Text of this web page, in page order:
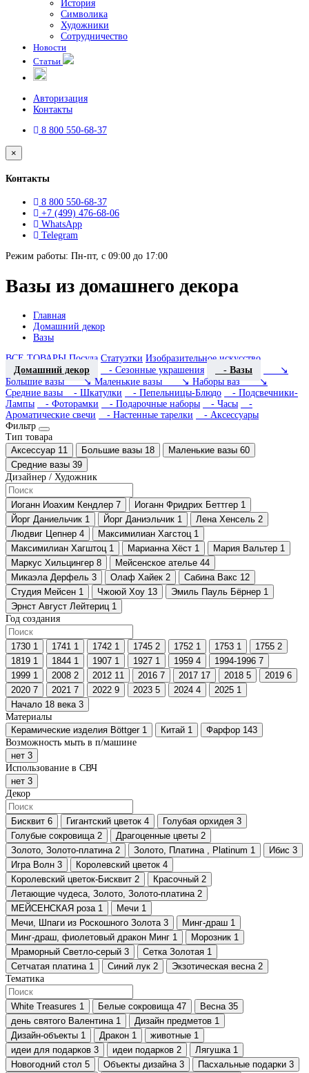
История
Символика
Художники
Сотрудничество
Новости
Статьи
Авторизация
Контакты
8 800 550-68-37
×
Контакты
8 800 550-68-37
+7 (499) 476-68-06
WhatsApp
Telegram
Режим работы: Пн-пт, с 09:00 до 17:00
Вазы из домашнего декора
Главная
Домашний декор
Вазы
ВСЕ ТОВАРЫ Посуда Статуэтки Изобразительное искусство
Домашний декор
- Сезонные украшения - Вазы
↘
Большие вазы
↘ Маленькие вазы ↘ Наборы ваз
↘
Средние вазы
- Шкатулки - Пепельницы-Блюдо
- Подсвечники-
Лампы
- Фоторамки - Подарочные наборы - Часы
-
Ароматические свечи
- Настенные тарелки
- Аксессуары
Фильтр
Тип товара
Аксессуар 11 Большие вазы 18 Маленькие вазы 60
Средние вазы 39
Дизайнер / Художник
Иоганн Иоахим Кендлер 7 Иоганн Фридрих Беттгер 1
Йорг Даниельчик 1 Йорг Даниэльчик 1 Лена Хенсель 2
Людвиг Цепнер 4 Максимилиан Хагстоц 1
Максимилиан Хагштоц 1 Марианна Хёст 1 Мария Вальтер 1
Маркус Хильцингер 8 Мейсенское ателье 44
Микаэла Дерфель 3 Олаф Хайек 2 Сабина Вакс 12
Студия Мейсен 1 Чжоюй Хоу 13 Эмиль Пауль Бёрнер 1
Эрнст Август Лейтериц 1
Год создания
1730 1 1741 1 1742 1 1745 2 1752 1 1753 1 1755 2
1819 1 1844 1 1907 1 1927 1 1959 4 1994-1996 7
1999 1 2008 2 2012 11 2016 7 2017 17 2018 5 2019 6
2020 7 2021 7 2022 9 2023 5 2024 4 2025 1
Начало 18 века 3
Материалы
Керамические изделия Böttger 1 Китай 1 Фарфор 143
Возможность мыть в п/машине
нет 3
Использование в СВЧ
нет 3
Декор
Бисквит 6 Гигантский цветок 4 Голубая орхидея 3
Голубые сокровища 2 Драгоценные цветы 2
Золото, Золото-платина 2 Золото, Платина , Platinum 1 Ибис 3
Игра Волн 3 Королевский цветок 4
Королевский цветок-Бисквит 2 Красочный 2
Летающие чудеса, Золото, Золото-платина 2
МЕЙСЕНСКАЯ роза 1 Мечи 1
Мечи, Шпаги из Роскошного Золота 3 Минг-драш 1
Минг-драш, фиолетовый дракон Минг 1 Морозник 1
Мраморный Светло-серый 3 Сетка Золотая 1
Сетчатая платина 1 Синий лук 2 Экзотическая весна 2
Тематика
White Treasures 1 Белые сокровища 47 Весна 35
день святого Валентина 1 Дизайн предметов 1
Дизайн-объекты 1 Дракон 1 животные 1
идеи для подарков 3 идеи подарков 2 Лягушка 1
Новогодний стол 5 Объекты дизайна 3 Пасхальные подарки 3